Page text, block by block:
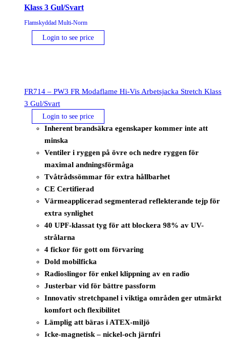
Klass 3 Gul/Svart
Flamskyddad Multi-Norm
Login to see price
FR714 – PW3 FR Modaflame Hi-Vis Arbetsjacka Stretch Klass
3 Gul/Svart
Login to see price
Inherent brandsäkra egenskaper kommer inte att
minska
Ventiler i ryggen på övre och nedre ryggen för
maximal andningsförmåga
Tvåtrådssömmar för extra hållbarhet
CE Certifierad
Värmeapplicerad segmenterad reflekterande tejp för
extra synlighet
40 UPF-klassat tyg för att blockera 98% av UV-
strålarna
4 fickor för gott om förvaring
Dold mobilficka
Radioslingor för enkel klippning av en radio
Justerbar vid för bättre passform
Innovativ stretchpanel i viktiga områden ger utmärkt
komfort och flexibilitet
Lämplig att bäras i ATEX-miljö
Icke-magnetisk – nickel-och järnfri